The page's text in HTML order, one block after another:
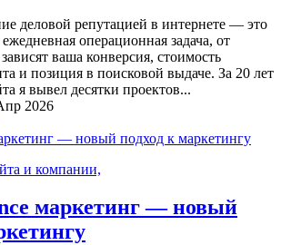
деловой репутацией в интернете — это
операционная задача, от
ваша конверсия, стоимость
и позиция в поисковой выдаче. За 20 лет
я вывел десятки проектов...
2026
и компании,
маркетинг — новый